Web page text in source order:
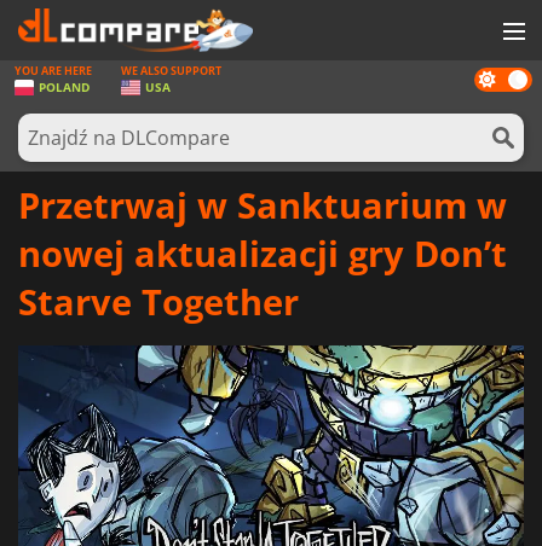
GRY
KARTY DO GIER
OPROGRAMOWANIE
SPRZĘT KOMPUTEROWY
ZALOGUJ SIĘ LUB ZAREJESTRUJ
Dark
mode
YOU ARE HERE
POLAND
WE ALSO SUPPORT
USA
Przetrwaj w Sanktuarium w
nowej aktualizacji gry Don’t
Starve Together